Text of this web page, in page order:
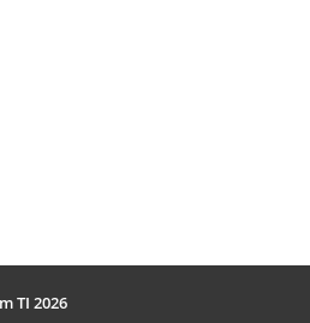
TI 2026